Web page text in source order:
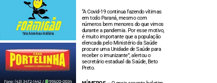
“A Covid-19 continua fazendo vítimas
em todo Paraná, mesmo com
números bem menores do que vimos
durante a pandemia. Por esse motivo,
é muito importante que a população
elencada pelo Ministério da Saúde
procure uma Unidade de Saúde para
receber o imunizante”, alertou o
secretário estadual da Saúde, Beto
Preto.